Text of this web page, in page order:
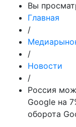
Вы
Главная
/
/
Новости
/
Россия
Google на
оборота